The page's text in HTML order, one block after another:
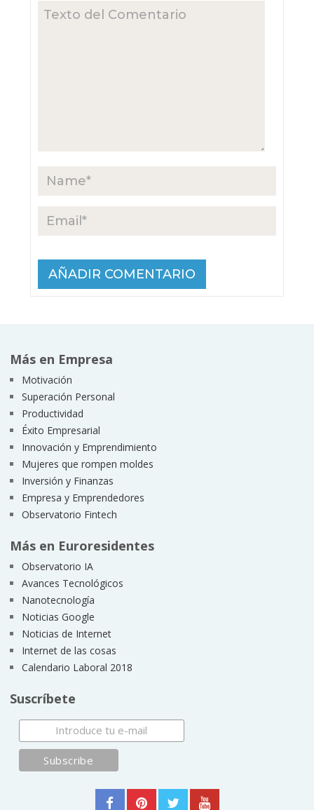
Más en Empresa
Motivación
Superación Personal
Productividad
Éxito Empresarial
Innovación y Emprendimiento
Mujeres que rompen moldes
Inversión y Finanzas
Empresa y Emprendedores
Observatorio Fintech
Más en Euroresidentes
Observatorio IA
Avances Tecnológicos
Nanotecnología
Noticias Google
Noticias de Internet
Internet de las cosas
Calendario Laboral 2018
Suscríbete